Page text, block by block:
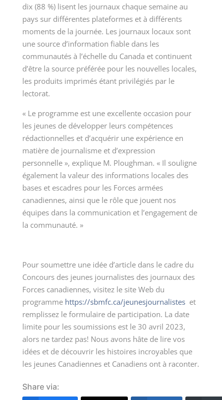
dix (88 %) lisent les journaux chaque semaine au
pays sur différentes plateformes et à différents
moments de la journée. Les journaux locaux sont
une source d’information fiable dans les
communautés à l’échelle du Canada et continuent
d’être la source préférée pour les nouvelles locales,
les produits imprimés étant privilégiés par le
lectorat.
« Le programme est une excellente occasion pour
les jeunes de développer leurs compétences
rédactionnelles et d’acquérir une expérience en
matière de journalisme et d’expression
personnelle », explique M. Ploughman. « Il souligne
également la valeur des informations locales des
bases et escadres pour les Forces armées
canadiennes, ainsi que le rôle que jouent nos
équipes dans la communication et l’engagement de
la communauté. »
Pour soumettre une idée d’article dans le cadre du
Concours des jeunes journalistes des journaux des
Forces canadiennes, visitez le site Web du
programme https://sbmfc.ca/jeunesjournalisteset
remplissez le formulaire de participation. La date
limite pour les soumissions est le 30 avril 2023,
alors ne tardez pas! Nous avons hâte de lire vos
idées et de découvrir les histoires incroyables que
les jeunes Canadiennes et Canadiens ont à raconter.
Share via: